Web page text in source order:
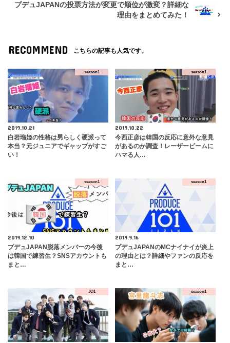
プデュJAPANの投票方法が変更で順位が激変？詳細な
理由をまとめてみた！
RECOMMEND こちらの記事も人気です。
season1
2019.10.21
白岩瑠姫の性格は男らしく硬派って
本当？元ジュニアでギャップがすご
い！
season1
2019.10.22
今西正彦は韓国の反応に意外な意見
があるのか調査！レーザービームに
ハマる人…
season1
2019.12.10
プデュJAPAN脱落メンバーの今後
は韓国で練習生？SNSアカウントも
まと…
season1
2019.9.16
プデュJAPANのMCナイナイが炎上
の理由とは？詳細やファンの反応を
まと…
JO1 season1